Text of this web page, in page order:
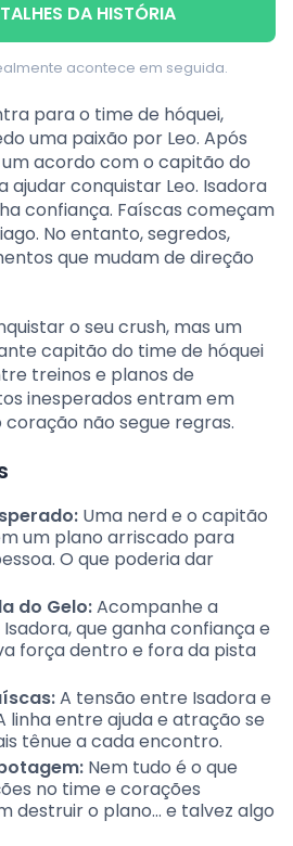
DA HISTÓRIA
acontece em seguida.
para o time de hóquei,
uma paixão por Leo. Após
acordo com o capitão do
ajudar conquistar Leo. Isadora
confiança. Faíscas começam
No entanto, segredos,
que mudam de direção
o seu crush, mas um
capitão do time de hóquei
treinos e planos de
inesperados entram em
não segue regras.
Uma nerd e o capitão
um plano arriscado para
O que poderia dar
do Gelo:Acompanhe a
que ganha confiança e
força dentro e fora da pista
A tensão entre Isadora e
linha entre ajuda e atração se
tênue a cada encontro.
Nem tudo é o que
no time e corações
destruir o plano… e talvez algo